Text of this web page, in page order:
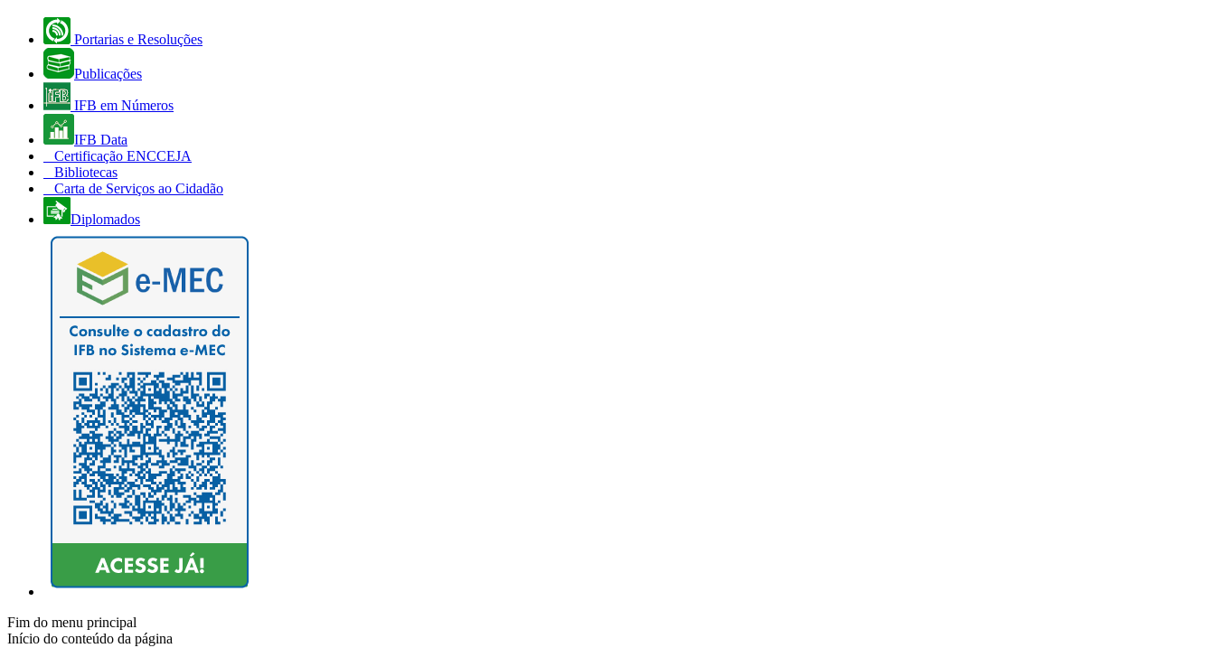
Portarias e Resoluções
Publicações
IFB em Números
IFB Data
Certificação ENCCEJA
Bibliotecas
Carta de Serviços ao Cidadão
Diplomados
Fim do menu principal
Início do conteúdo da página